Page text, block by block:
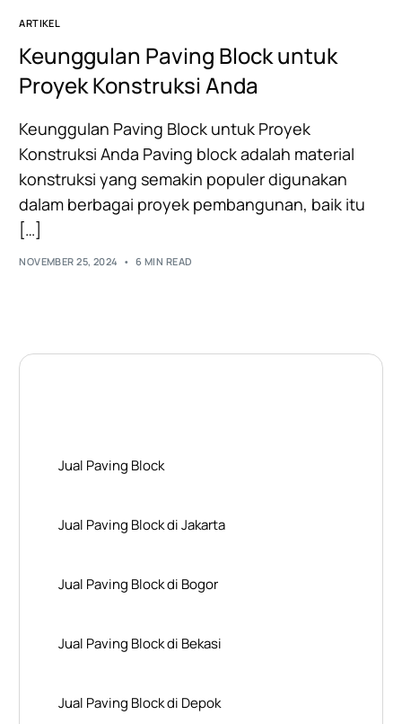
ARTIKEL
Keunggulan Paving Block untuk
Proyek Konstruksi Anda
Keunggulan Paving Block untuk Proyek
Konstruksi Anda Paving block adalah material
konstruksi yang semakin populer digunakan
dalam berbagai proyek pembangunan, baik itu
[…]
NOVEMBER 25, 2024 6 MIN READ
Jual Paving Block
Jual Paving Block di Jakarta
Jual Paving Block di Bogor
Jual Paving Block di Bekasi
Jual Paving Block di Depok